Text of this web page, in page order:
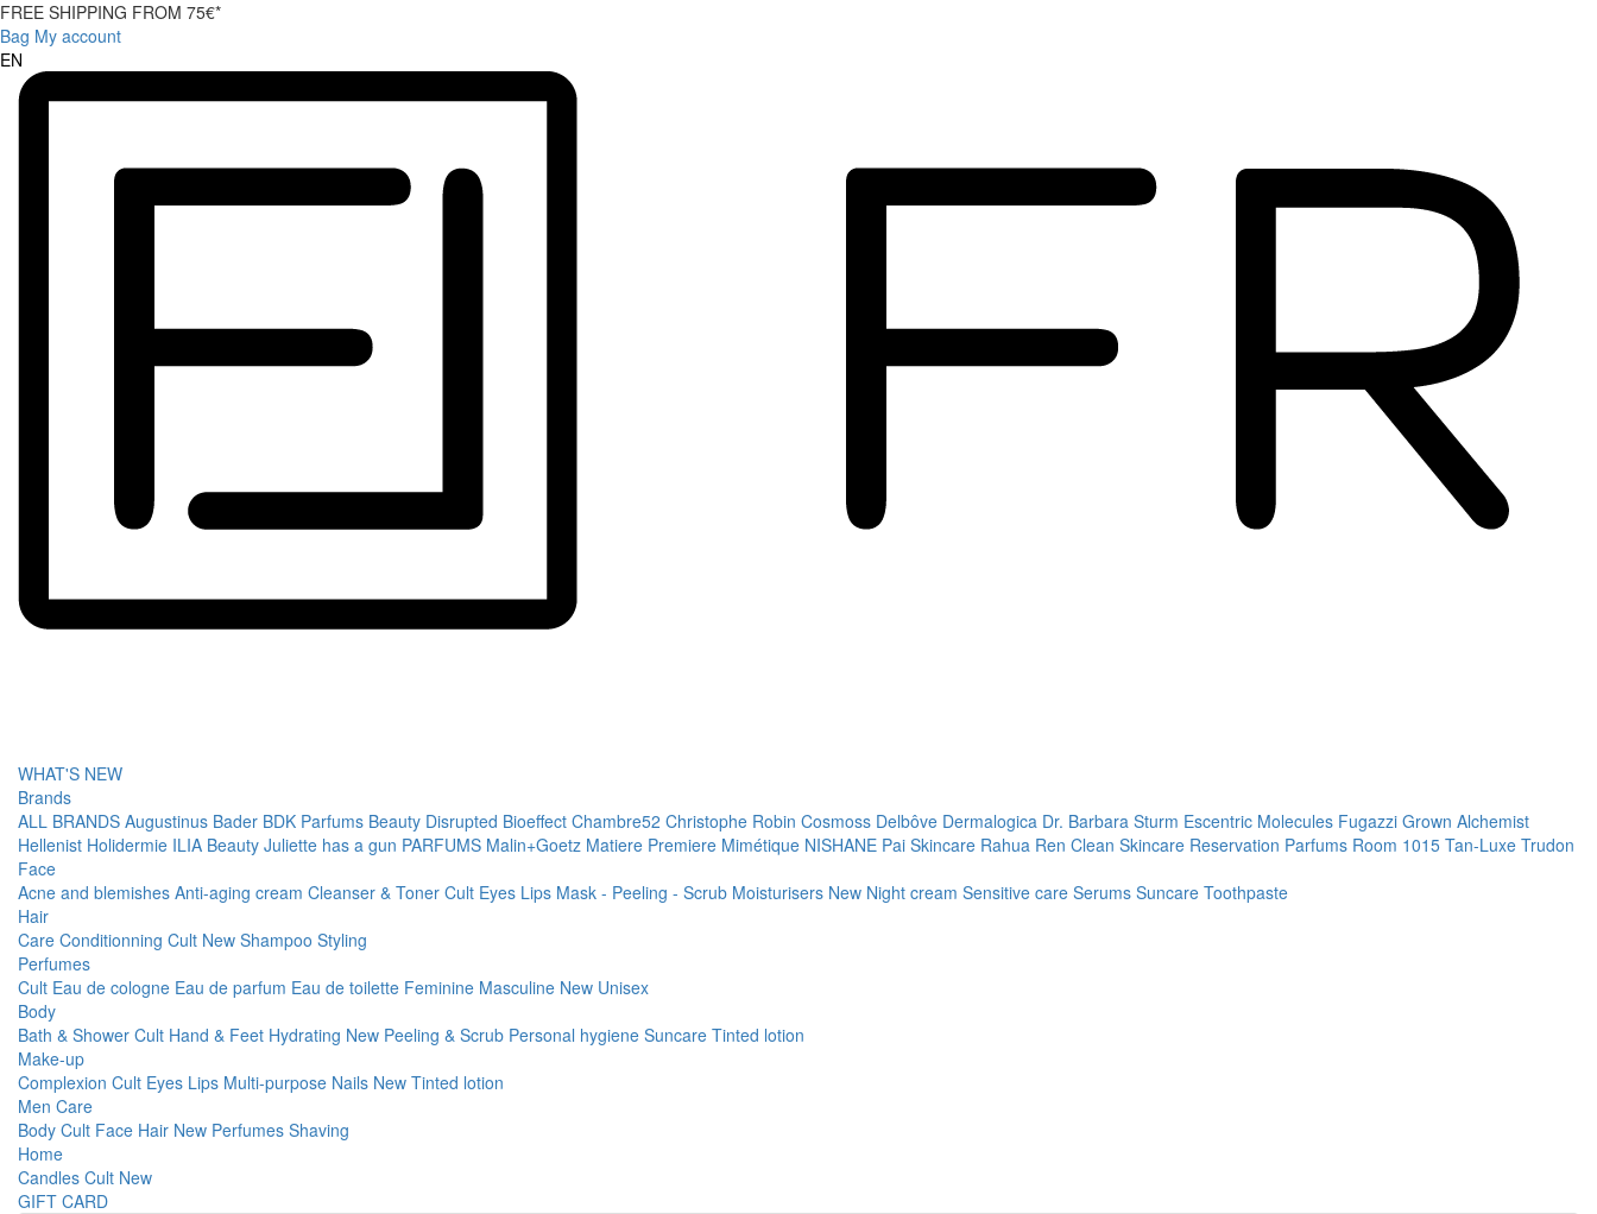
FREE SHIPPING FROM 75€*
Bag My account
EN
WHAT'S NEW
Brands
ALL BRANDS Augustinus Bader BDK Parfums Beauty Disrupted Bioeffect Chambre52 Christophe Robin Cosmoss Delbôve Dermalogica Dr. Barbara Sturm Escentric Molecules Fugazzi Grown Alchemist
Hellenist Holidermie ILIA Beauty Juliette has a gun PARFUMS Malin+Goetz Matiere Premiere Mimétique NISHANE Pai Skincare Rahua Ren Clean Skincare Reservation Parfums Room 1015 Tan-Luxe Trudon
Face
Acne and blemishes Anti-aging cream Cleanser & Toner Cult Eyes Lips Mask - Peeling - Scrub Moisturisers New Night cream Sensitive care Serums Suncare Toothpaste
Hair
Care Conditionning Cult New Shampoo Styling
Perfumes
Cult Eau de cologne Eau de parfum Eau de toilette Feminine Masculine New Unisex
Body
Bath & Shower Cult Hand & Feet Hydrating New Peeling & Scrub Personal hygiene Suncare Tinted lotion
Make-up
Complexion Cult Eyes Lips Multi-purpose Nails New Tinted lotion
Men Care
Body Cult Face Hair New Perfumes Shaving
Home
Candles Cult New
GIFT CARD